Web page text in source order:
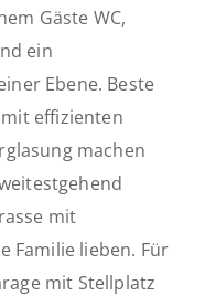
Gäste WC,
ein
Ebene. Beste
effizienten
machen
mit
Familie lieben. Für
mit Stellplatz